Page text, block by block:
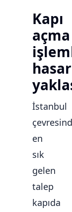
Kapı
açma
İstanbul
en
sık
gelen
talep
kapıda